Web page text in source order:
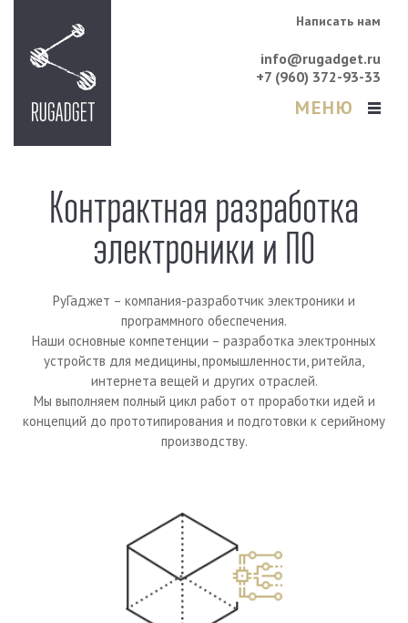
Написать нам
info@rugadget.ru
+7 (960) 372-93-33
МЕНЮ
Контрактная разработка
электроники и ПО
РуГаджет – компания-разработчик электроники и
программного обеспечения.
Наши основные компетенции – разработка электронных
устройств для медицины, промышленности, ритейла,
интернета вещей и других отраслей.
Мы выполняем полный цикл работ от проработки идей и
концепций до прототипирования и подготовки к серийному
производству.